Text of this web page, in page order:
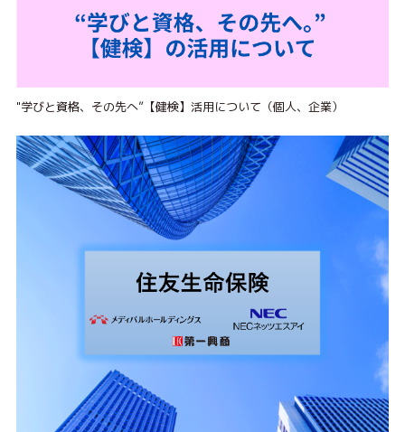
"学びと資格、その先へ”【健検】活用について（個人、企業）